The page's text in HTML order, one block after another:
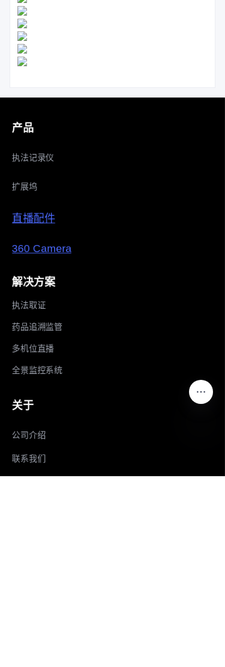
产品
执法记录仪
扩展坞
直播配件
360 Camera
解决方案
执法取证
药品追溯监管
多机位直播
全景监控系统
关于
公司介绍
联系我们
CN